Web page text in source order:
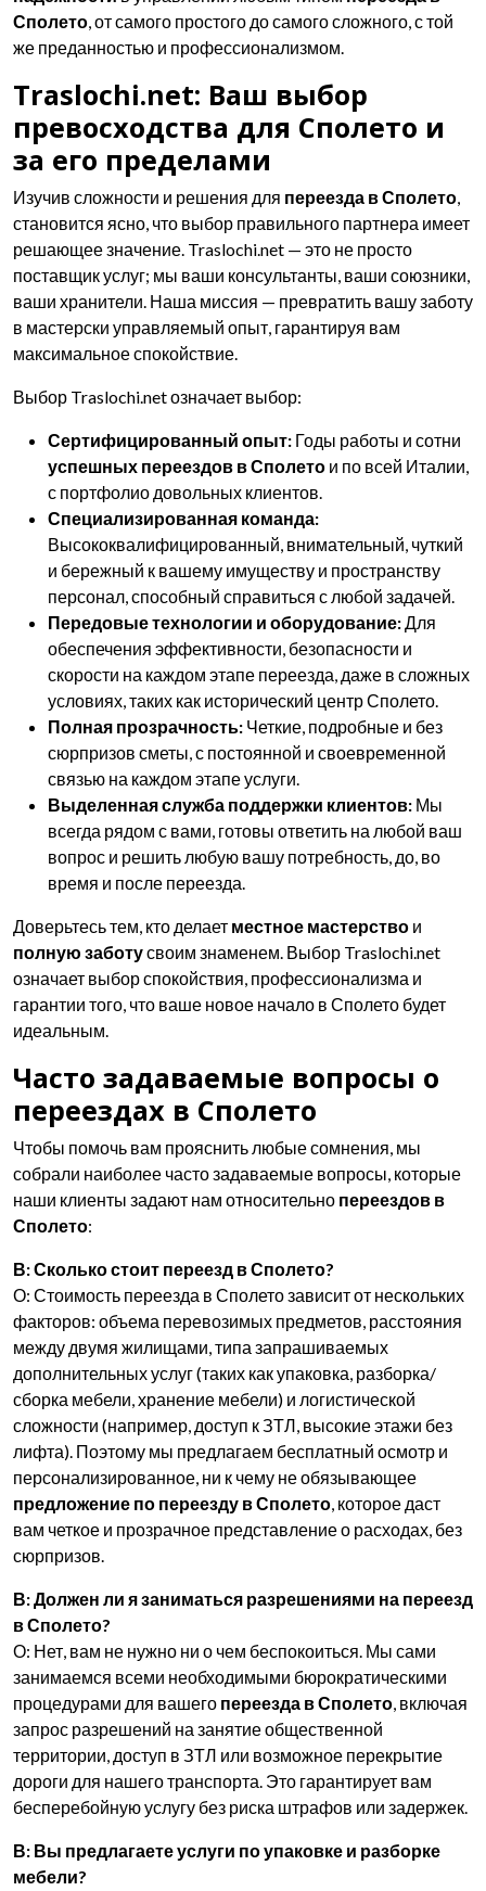
Сполето, от самого простого до самого сложного, с той
же преданностью и профессионализмом.
Traslochi.net: Ваш выбор
превосходства для Сполето и
за его пределами
Изучив сложности и решения для переезда в Сполето,
становится ясно, что выбор правильного партнера имеет
решающее значение. Traslochi.net — это не просто
поставщик услуг; мы ваши консультанты, ваши союзники,
ваши хранители. Наша миссия — превратить вашу заботу
в мастерски управляемый опыт, гарантируя вам
максимальное спокойствие.
Выбор Traslochi.net означает выбор:
Сертифицированный опыт: Годы работы и сотни
успешных переездов в Сполето и по всей Италии,
с портфолио довольных клиентов.
Специализированная команда:
Высококвалифицированный, внимательный, чуткий
и бережный к вашему имуществу и пространству
персонал, способный справиться с любой задачей.
Передовые технологии и оборудование:Для
обеспечения эффективности, безопасности и
скорости на каждом этапе переезда, даже в сложных
условиях, таких как исторический центр Сполето.
Полная прозрачность: Четкие, подробные и без
сюрпризов сметы, с постоянной и своевременной
связью на каждом этапе услуги.
Выделенная служба поддержки клиентов: Мы
всегда рядом с вами, готовы ответить на любой ваш
вопрос и решить любую вашу потребность, до, во
время и после переезда.
Доверьтесь тем, кто делает местное мастерство и
полную заботусвоим знаменем. Выбор Traslochi.net
означает выбор спокойствия, профессионализма и
гарантии того, что ваше новое начало в Сполето будет
идеальным.
Часто задаваемые вопросы о
переездах в Сполето
Чтобы помочь вам прояснить любые сомнения, мы
собрали наиболее часто задаваемые вопросы, которые
наши клиенты задают нам относительно переездов в
Сполето:
В: Сколько стоит переезд в Сполето?
О: Стоимость переезда в Сполето зависит от нескольких
факторов: объема перевозимых предметов, расстояния
между двумя жилищами, типа запрашиваемых
дополнительных услуг (таких как упаковка, разборка/
сборка мебели, хранение мебели) и логистической
сложности (например, доступ к ЗТЛ, высокие этажи без
лифта). Поэтому мы предлагаем бесплатный осмотр и
персонализированное, ни к чему не обязывающее
предложение по переезду в Сполето, которое даст
вам четкое и прозрачное представление о расходах, без
сюрпризов.
В: Должен ли я заниматься разрешениями на переезд
в Сполето?
О: Нет, вам не нужно ни о чем беспокоиться. Мы сами
занимаемся всеми необходимыми бюрократическими
процедурами для вашего переезда в Сполето, включая
запрос разрешений на занятие общественной
территории, доступ в ЗТЛ или возможное перекрытие
дороги для нашего транспорта. Это гарантирует вам
бесперебойную услугу без риска штрафов или задержек.
В: Вы предлагаете услуги по упаковке и разборке
мебели?